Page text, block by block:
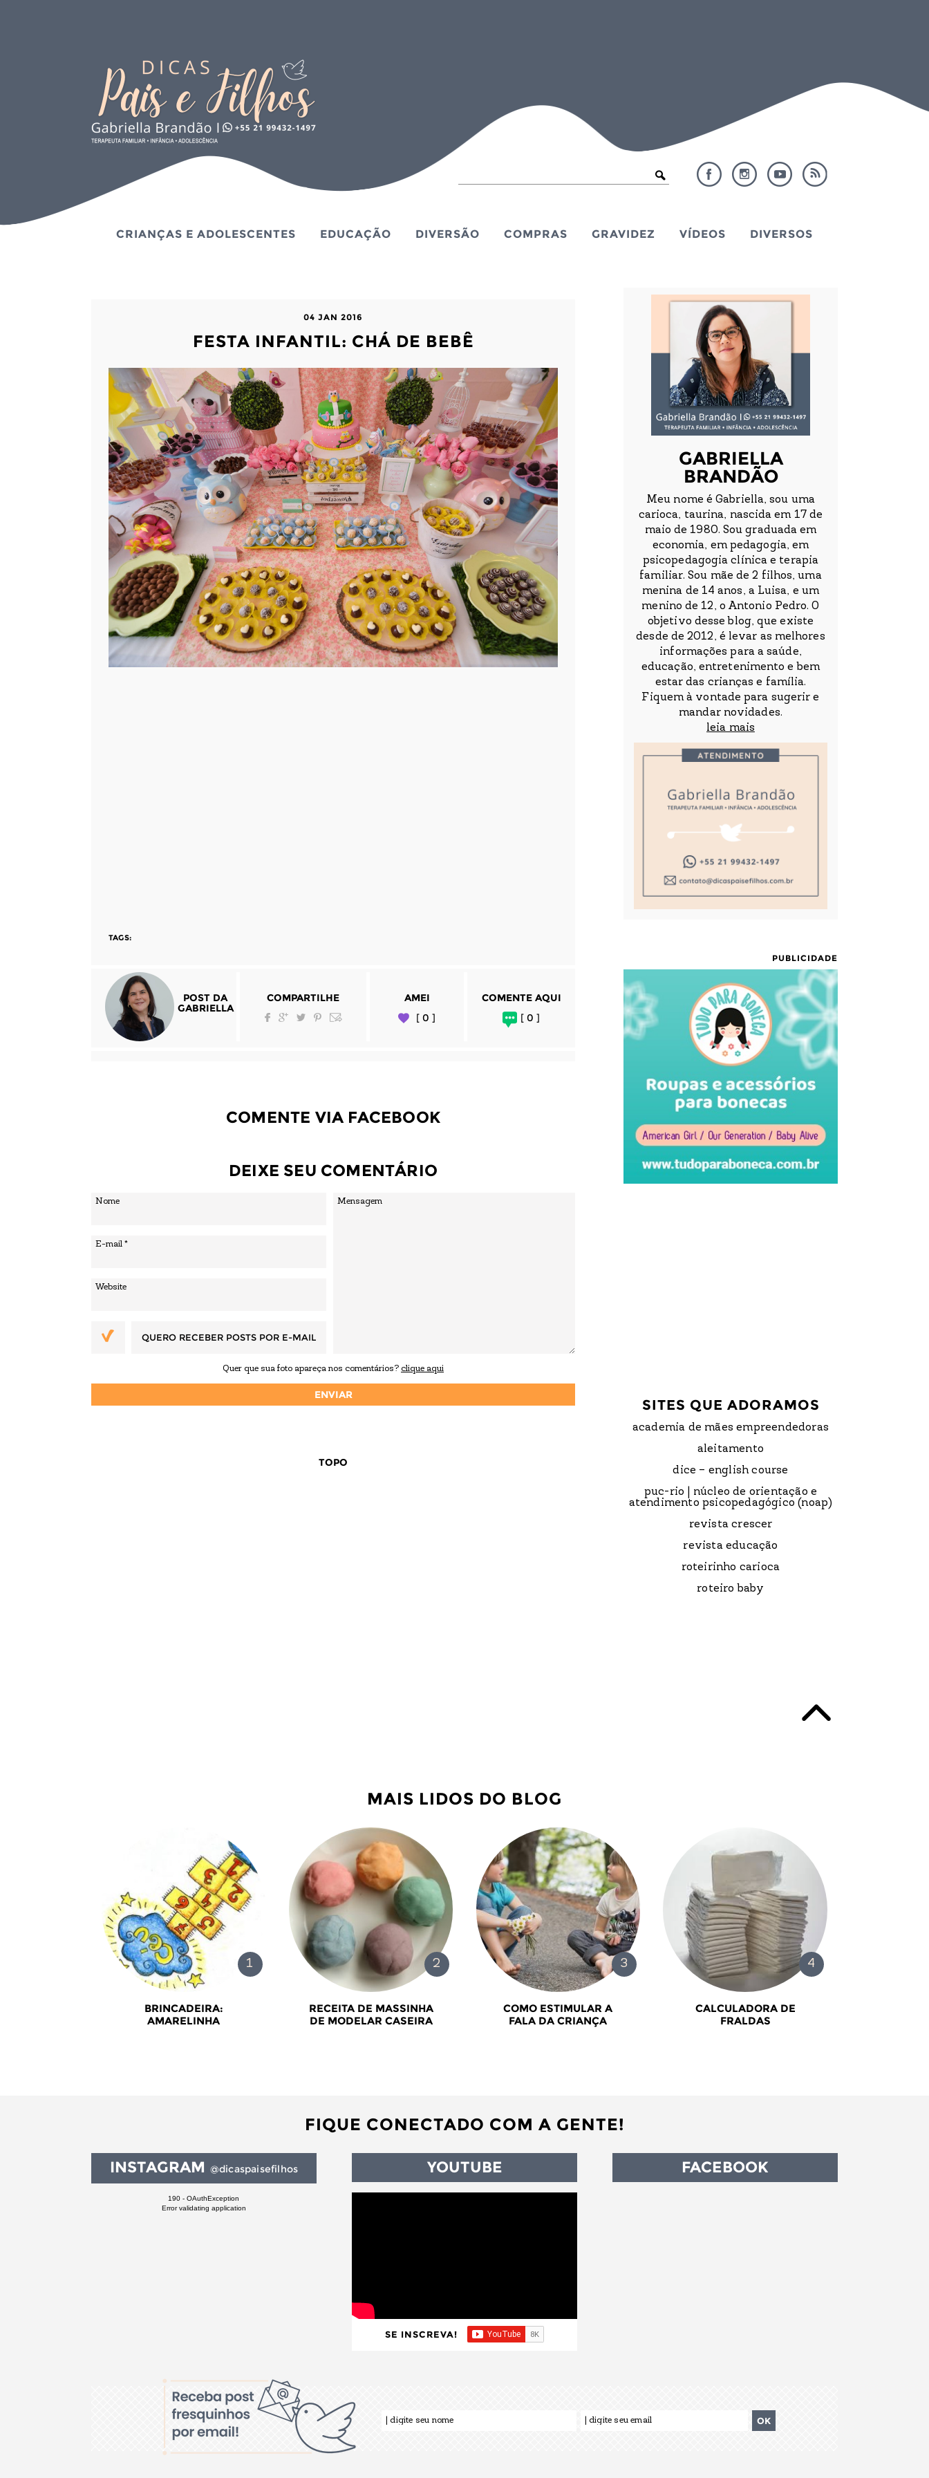
CRIANÇAS E ADOLESCENTES EDUCAÇÃO DIVERSÃO COMPRAS GRAVIDEZ VÍDEOS DIVERSOS
04 JAN 2016
FESTA INFANTIL: CHÁ DE BEBÊ
TAGS:
POST DA
GABRIELLA
COMPARTILHE
AMEI
[ 0 ]
COMENTE AQUI
[ 0 ]
COMENTE VIA FACEBOOK
DEIXE SEU COMENTÁRIO
QUERO RECEBER POSTS POR E-MAIL
Quer que sua foto apareça nos comentários? clique aqui
TOPO
GABRIELLA
BRANDÃO
Meu nome é Gabriella, sou uma
carioca, taurina, nascida em 17 de
maio de 1980. Sou graduada em
economia, em pedagogia, em
psicopedagogia clínica e terapia
familiar. Sou mãe de 2 filhos, uma
menina de 14 anos, a Luisa, e um
menino de 12, o Antonio Pedro. O
objetivo desse blog, que existe
desde de 2012, é levar as melhores
informações para a saúde,
educação, entretenimento e bem
estar das crianças e família.
Fiquem à vontade para sugerir e
mandar novidades.
leia mais
PUBLICIDADE
SITES QUE ADORAMOS
academia de mães empreendedoras
aleitamento
dice – english course
puc-rio | núcleo de orientação e
atendimento psicopedagógico (noap)
revista crescer
revista educação
roteirinho carioca
roteiro baby
MAIS LIDOS DO BLOG
BRINCADEIRA:
AMARELINHA
RECEITA DE MASSINHA
DE MODELAR CASEIRA
COMO ESTIMULAR A
FALA DA CRIANÇA
CALCULADORA DE
FRALDAS
FIQUE CONECTADO COM A GENTE!
INSTAGRAM @dicaspaisefilhos
190 - OAuthException
Error validating application
YOUTUBE
SE INSCREVA!
FACEBOOK